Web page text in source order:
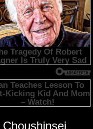
Choushinsei